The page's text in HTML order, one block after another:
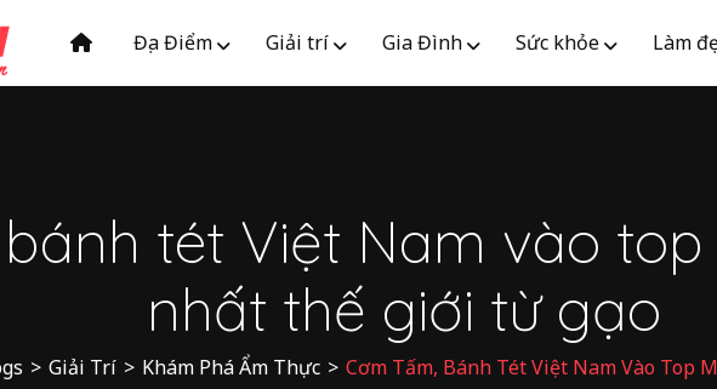
Địa Điểm Giải trí Gia Đình Sức khỏe Làm
tét Việt Nam vào
nhất thế giới từ gạo
> Giải Trí > Khám Phá Ẩm Thực > Cơm Tấm, Bánh Tét Việt Nam Vào Top